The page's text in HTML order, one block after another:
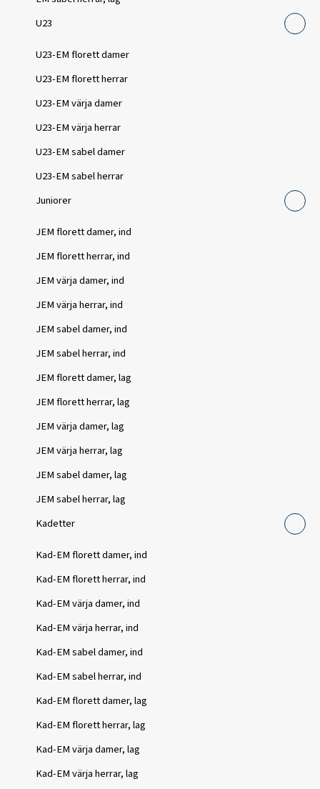
U23
U23-EM florett damer
U23-EM florett herrar
U23-EM värja damer
U23-EM värja herrar
U23-EM sabel damer
U23-EM sabel herrar
Juniorer
JEM florett damer, ind
JEM florett herrar, ind
JEM värja damer, ind
JEM värja herrar, ind
JEM sabel damer, ind
JEM sabel herrar, ind
JEM florett damer, lag
JEM florett herrar, lag
JEM värja damer, lag
JEM värja herrar, lag
JEM sabel damer, lag
JEM sabel herrar, lag
Kadetter
Kad-EM florett damer, ind
Kad-EM florett herrar, ind
Kad-EM värja damer, ind
Kad-EM värja herrar, ind
Kad-EM sabel damer, ind
Kad-EM sabel herrar, ind
Kad-EM florett damer, lag
Kad-EM florett herrar, lag
Kad-EM värja damer, lag
Kad-EM värja herrar, lag